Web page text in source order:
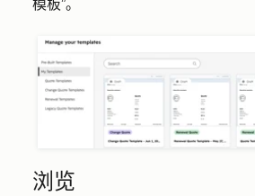
模板”。
浏览